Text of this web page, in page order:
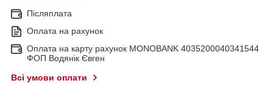
Післяплата
Оплата на рахунок
Оплата на карту рахунок MONOBANK 4035200040341544
ФОП Водянік Євген
Всі умови оплати